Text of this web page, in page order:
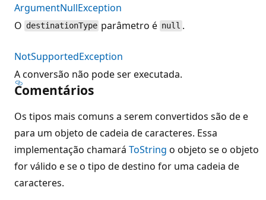
ArgumentNullException
O destinationType parâmetro é null .
NotSupportedException
A conversão não pode ser executada.
Comentários
Os tipos mais comuns a serem convertidos são de e
para um objeto de cadeia de caracteres. Essa
implementação chamará ToString o objeto se o objeto
for válido e se o tipo de destino for uma cadeia de
caracteres.